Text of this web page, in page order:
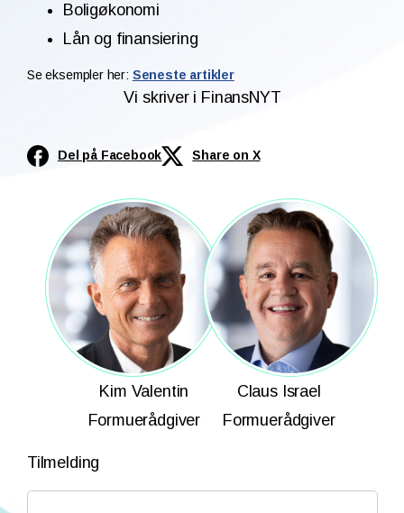
Boligøkonomi
Lån og finansiering
Se eksempler her: Seneste artikler
Vi skriver i FinansNYT
Del på Facebook Share on X
Kim Valentin
Formuerådgiver
Claus Israel
Formuerådgiver
Tilmelding